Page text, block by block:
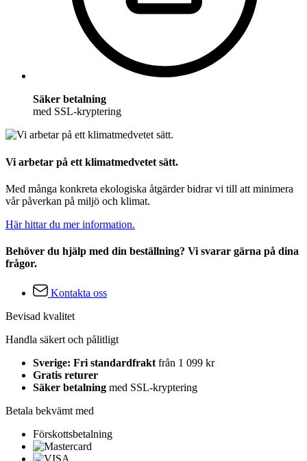
Säker betalning
med SSL-kryptering
Vi arbetar på ett klimatmedvetet sätt.
Med många konkreta ekologiska åtgärder bidrar vi till att minimera
vår påverkan på miljö och klimat.
Här hittar du mer information.
Behöver du hjälp med din beställning? Vi svarar gärna på dina
frågor.
Kontakta oss
Bevisad kvalitet
Handla säkert och pålitligt
Sverige: Fri standardfraktfrån 1 099 kr
Gratis returer
Säker betalning med SSL-kryptering
Betala bekvämt med
Förskottsbetalning